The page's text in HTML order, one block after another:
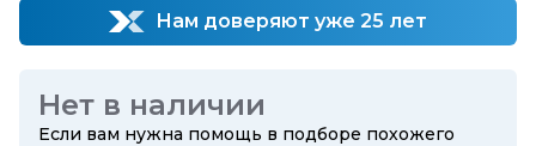
Нам доверяют уже 25 лет
Нет в наличии
Если вам нужна помощь в подборе похожего